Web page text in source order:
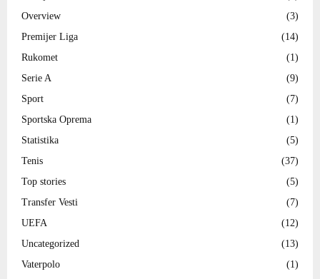
Overview
(3)
Premijer Liga
(14)
Rukomet
(1)
Serie A
(9)
Sport
(7)
Sportska Oprema
(1)
Statistika
(5)
Tenis
(37)
Top stories
(5)
Transfer Vesti
(7)
UEFA
(12)
Uncategorized
(13)
Vaterpolo
(1)